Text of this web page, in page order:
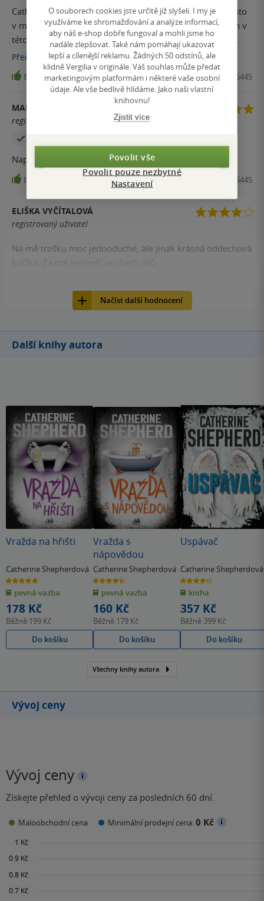
Catherine je skvělá autorka a tato série má speciální místo
v mém srdci. Nebudu nic spoilovat ale v knížce i v jiných v
této sérii jsou 2 pohledy různých lidí, které se nakonec
spojí a dokončí příběh. To je to, co miluji na těch knihách.
Jinak příběh samotný je napínavý a nikdy bych nečekala co
se stane (i když jsem myslela že ano). Knížku doporučuji a
jako ostatní v sérii je to detektivka.
Přečíst více
8 Vražda na hřišti, Kniha, Cosmopolis, 2022, 9788027136445
MARIE MALOTOVÁ
registrovaný uživatel
Napínavé od začátku do konce, super
8 Vražda na hřišti, Kniha, Cosmopolis, 2022, 9788027136445
ELIŠKA VYČÍTALOVÁ
registrovaný uživatel
Na mě trošku moc jednoduché, ale jinak krásná oddechová
knížka. Za mě nejlepší ze všech dílů.
Načíst další hodnocení
Další knihy autora
Vražda na hřišti
Catherine Shepherdová
4.8
z
5
hvězdiček
pevná vazba
178 Kč
Běžně 199 Kč
Do košíku
Vražda s
nápovědou
Catherine Shepherdová
4.5
z
5
hvězdiček
pevná vazba
160 Kč
Běžně 179 Kč
Do košíku
Uspávač
Catherine Shepherdová
4.3
z
5
hvězdiček
kniha
357 Kč
Běžně 399 Kč
Do košíku
Všechny knihy autora
Vývoj ceny
Vývoj ceny
Získejte přehled o vývoji ceny za posledních 60 dní.
Maloobchodní cena Minimální prodejní cena:0 Kč
O souborech cookies jste určitě již slyšeli. I my je
využíváme ke shromažďování a analýze informací,
aby náš e-shop dobře fungoval a mohli jsme ho
nadále zlepšovat. Také nám pomáhají ukazovat
lepší a cílenější reklamu. Žádných 50 odstínů, ale
klidně Vergilia v originále. Váš souhlas může předat
marketingovým platformám i některé vaše osobní
údaje. Ale vše bedlivě hlídáme. Jako naši vlastní
knihovnu!
Zjistit více
Povolit vše
Povolit pouze nezbytné
Nastavení